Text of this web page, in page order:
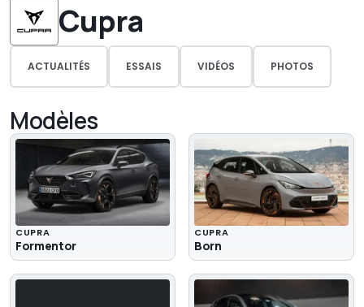
Cupra
ACTUALITÉS ESSAIS VIDÉOS PHOTOS
Modèles
CUPRA
Formentor
CUPRA
Born